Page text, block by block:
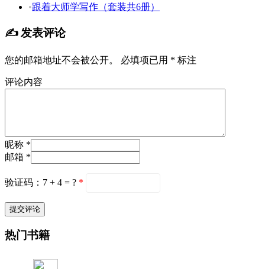
•跟着大师学写作（套装共6册）
✍️ 发表评论
您的邮箱地址不会被公开。 必填项已用 * 标注
评论内容
昵称 *
邮箱 *
验证码：7 + 4 = ? *
热门书籍